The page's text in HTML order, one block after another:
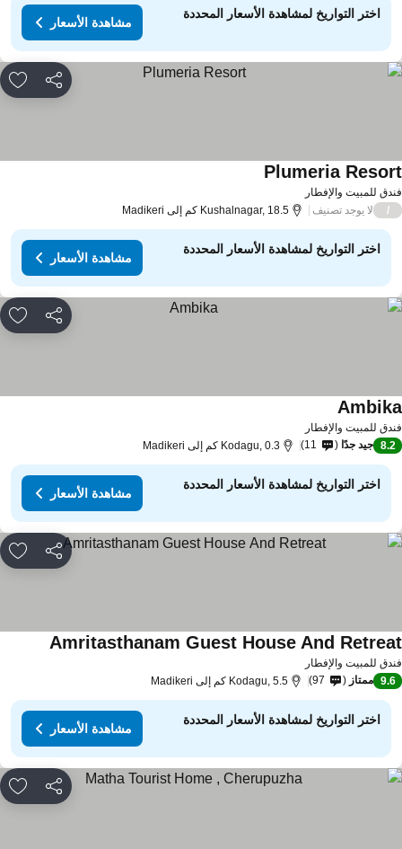
اختر التواريخ لمشاهدة الأسعار المحددة
مشاهدة الأسعار
مشاركة
للمبيت والإفطار
Plumeria
لا يوجد تصنيف Kushalnagar, 18.5 كم إلى Madikeri
اختر التواريخ لمشاهدة الأسعار المحددة
مشاهدة الأسعار
مشاركة
للمبيت والإفطار
8.2 جيد جدًا 11 Kodagu, 0.3 كم إلى Madikeri
اختر التواريخ لمشاهدة الأسعار المحددة
مشاهدة الأسعار
مشاركة
للمبيت والإفطار
Amritasthanam Guest House And
9.6 ممتاز 97 Kodagu, 5.5 كم إلى Madikeri
اختر التواريخ لمشاهدة الأسعار المحددة
مشاهدة الأسعار
مشاركة